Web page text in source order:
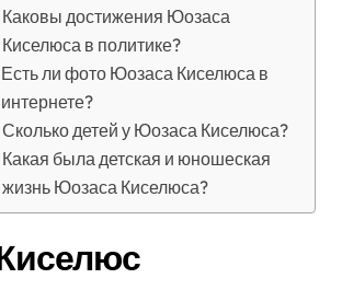
Каковы достижения Юозаса
Киселюса в политике?
Есть ли фото Юозаса Киселюса в
интернете?
Сколько детей у Юозаса Киселюса?
Какая была детская и юношеская
жизнь Юозаса Киселюса?